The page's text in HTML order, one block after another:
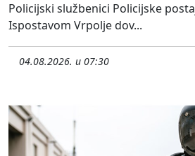
Policijski službenici Policijske
Ispostavom Vrpolje dov...
04.08.2026. u 07:30